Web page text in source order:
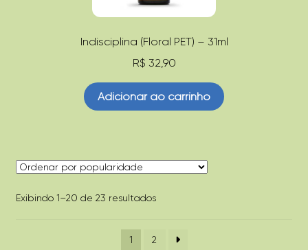
Indisciplina (Floral PET) – 31ml
R$ 32,90
Adicionar ao carrinho
Exibindo 1–20 de 23 resultadosClassificado
1
2